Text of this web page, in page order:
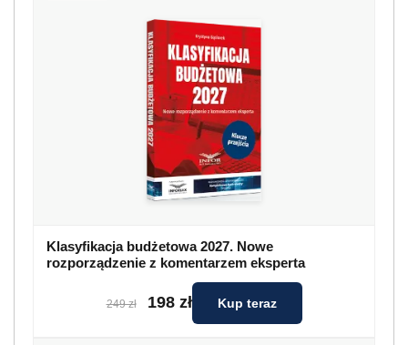
Klasyfikacja budżetowa 2027. Nowe
rozporządzenie z komentarzem eksperta
249 zł 198 zł Kup teraz